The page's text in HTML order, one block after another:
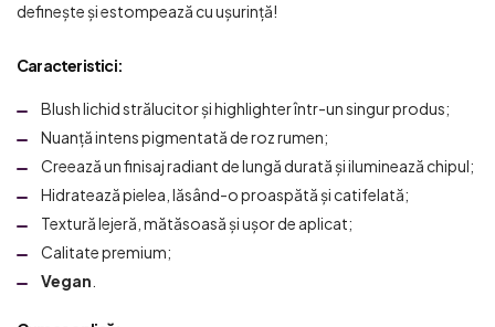
definește și estompează cu ușurință!
Caracteristici:
Blush lichid strălucitor și highlighter într-un singur produs;
Nuanță intens pigmentată de roz rumen;
Creează un finisaj radiant de lungă durată și iluminează chipul;
Hidratează pielea, lăsând-o proaspătă și catifelată;
Textură lejeră, mătăsoasă și ușor de aplicat;
Calitate premium;
Vegan